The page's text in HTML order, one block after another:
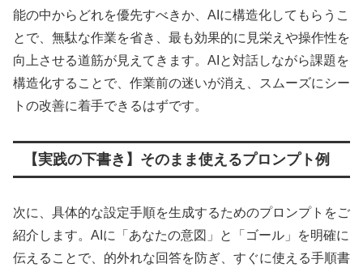
能の中からどれを優先すべきか、AIに構造化してもらうこ
とで、無駄な作業を省き、最も効果的に見栄えや操作性を
向上させる道筋が見えてきます。AIと対話しながら課題を
構造化することで、作業前の迷いが消え、スムーズにシー
トの改善に着手できるはずです。
【実践の下書き】そのまま使えるプロンプト例
次に、具体的な設定手順を生成するためのプロンプトをご
紹介します。AIに「あなたの意図」と「ゴール」を明確に
伝えることで、的外れな回答を防ぎ、すぐに使える手順書